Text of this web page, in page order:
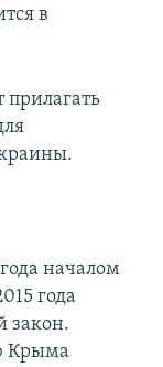
в
началом
года
закон.
Крыма